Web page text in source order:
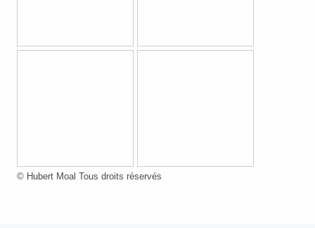
© Hubert Moal Tous droits réservés